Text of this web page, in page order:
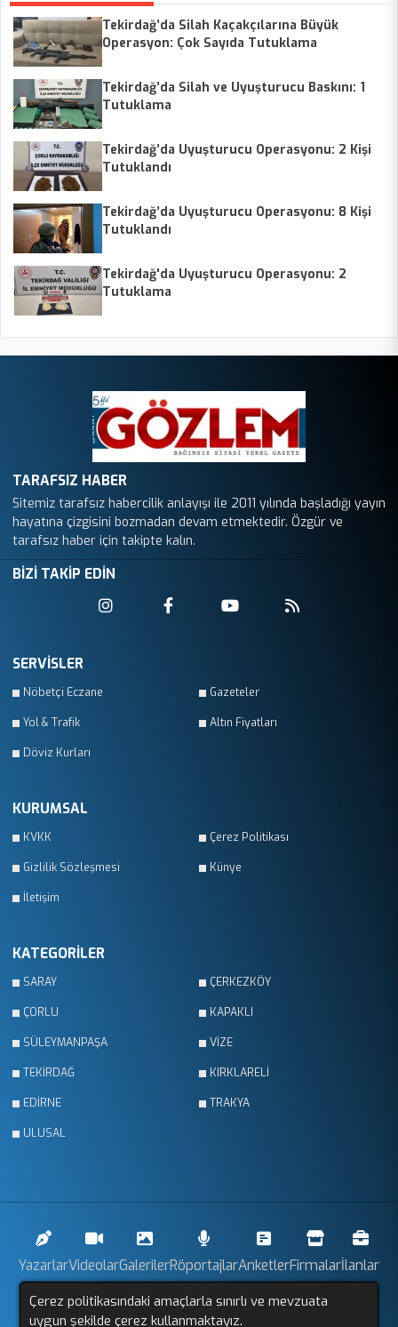
Tekirdağ’da Silah Kaçakçılarına Büyük
Operasyon: Çok Sayıda Tutuklama
Tekirdağ’da Silah ve Uyuşturucu Baskını: 1
Tutuklama
Tekirdağ’da Uyuşturucu Operasyonu: 2 Kişi
Tutuklandı
Tekirdağ’da Uyuşturucu Operasyonu: 8 Kişi
Tutuklandı
Tekirdağ'da Uyuşturucu Operasyonu: 2
Tutuklama
TARAFSIZ HABER
Sitemiz tarafsız habercilik anlayışı ile 2011 yılında başladığı yayın
hayatına çizgisini bozmadan devam etmektedir. Özgür ve
tarafsız haber için takipte kalın.
BİZİ TAKİP EDİN
SERVİSLER
Nöbetçi Eczane Gazeteler
Yol & Trafik Altın Fiyatları
Döviz Kurları
KURUMSAL
KVKK Çerez Politikası
Gizlilik Sözleşmesi Künye
İletişim
KATEGORİLER
SARAY ÇERKEZKÖY
ÇORLU KAPAKLI
SÜLEYMANPAŞA VİZE
TEKİRDAĞ KIRKLARELİ
EDİRNE TRAKYA
ULUSAL
YazarlarVideolarGalerilerRöportajlarAnketlerFirmalarİlanlar
Resmi İlanlarSitemap
Çerez politikasındaki amaçlarla sınırlı ve mevzuata
uygun şekilde çerez kullanmaktayız.